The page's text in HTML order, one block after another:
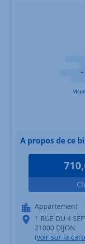
A propos de ce
Appartement
1 RUE DU 4
21000 DIJON
(voir sur la